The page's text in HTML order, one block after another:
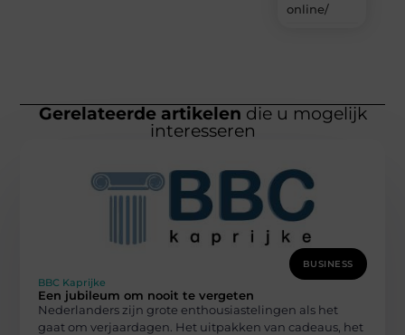
online/
Gerelateerde artikelen die u mogelijk
interesseren
BUSINESS
BBC Kaprijke
Een jubileum om nooit te vergeten
Nederlanders zijn grote enthousiastelingen als het
gaat om verjaardagen. Het uitpakken van cadeaus, het